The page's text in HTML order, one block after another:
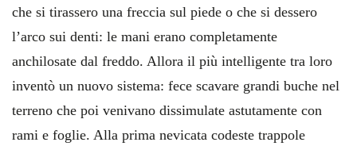
che si tirassero una freccia sul piede o che si dessero
l’arco sui denti: le mani erano completamente
anchilosate dal freddo. Allora il più intelligente tra loro
inventò un nuovo sistema: fece scavare grandi buche nel
terreno che poi venivano dissimulate astutamente con
rami e foglie. Alla prima nevicata codeste trappole